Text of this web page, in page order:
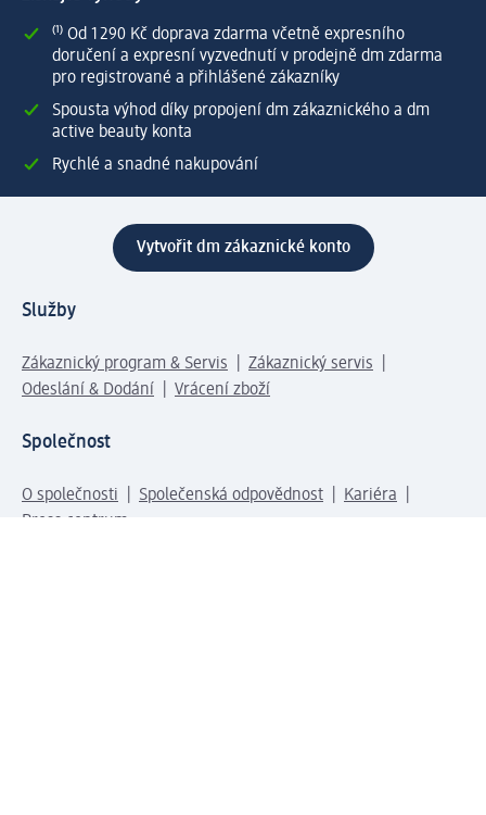
⁽¹⁾ Od 1 290 Kč doprava zdarma včetně expresního
doručení a expresní vyzvednutí v prodejně dm zdarma
pro registrované a přihlášené zákazníky
Spousta výhod díky propojení dm zákaznického a dm
active beauty konta
Rychlé a snadné nakupování
Vytvořit dm zákaznické konto
Služby
Zákaznický program & Servis
Zákaznický servis
Odeslání & Dodání
Vrácení zboží
Společnost
O společnosti Společenská odpovědnost
Kariéra
Press centrum